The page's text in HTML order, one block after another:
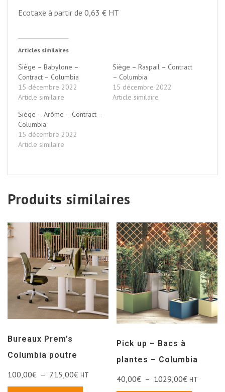
Ecotaxe à partir de 0,63 € HT
Articles similaires
Siège – Babylone –
Contract – Columbia
15 décembre 2022
Article similaire
Siège – Raspail – Contract
– Columbia
15 décembre 2022
Article similaire
Siège – Arôme – Contract –
Columbia
15 décembre 2022
Article similaire
Produits similaires
Bureaux Prem’s
Columbia poutre
100,00€ – 715,00€ HT
Pick up – Bacs à
plantes – Columbia
40,00€ – 1029,00€ HT